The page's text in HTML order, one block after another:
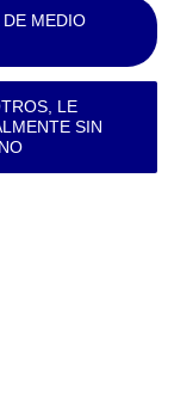
DE MEDIO
LE
SIN